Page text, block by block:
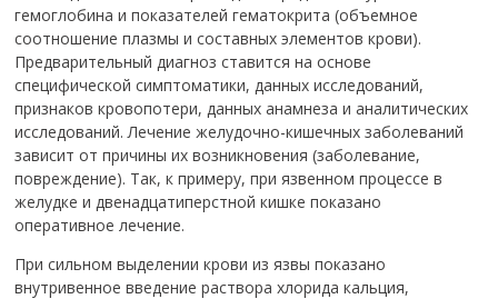
гемоглобина и показателей гематокрита (объемное
соотношение плазмы и составных элементов крови).
Предварительный диагноз ставится на основе
специфической симптоматики, данных исследований,
признаков кровопотери, данных анамнеза и аналитических
исследований. Лечение желудочно-кишечных заболеваний
зависит от причины их возникновения (заболевание,
повреждение). Так, к примеру, при язвенном процессе в
желудке и двенадцатиперстной кишке показано
оперативное лечение.
При сильном выделении крови из язвы показано
внутривенное введение раствора хлорида кальция,